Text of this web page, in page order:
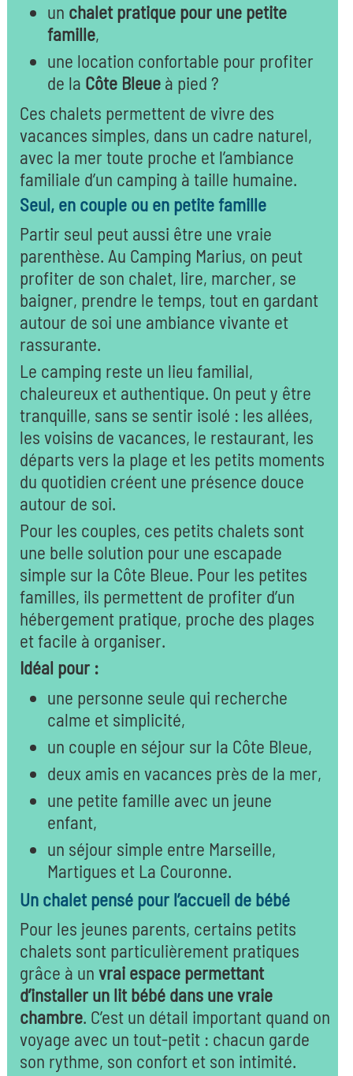
un chalet pratique pour une petite
famille,
une location confortable pour profiter
de la Côte Bleue à pied ?
Ces chalets permettent de vivre des
vacances simples, dans un cadre naturel,
avec la mer toute proche et l’ambiance
familiale d’un camping à taille humaine.
Seul, en couple ou en petite famille
Partir seul peut aussi être une vraie
parenthèse. Au Camping Marius, on peut
profiter de son chalet, lire, marcher, se
baigner, prendre le temps, tout en gardant
autour de soi une ambiance vivante et
rassurante.
Le camping reste un lieu familial,
chaleureux et authentique. On peut y être
tranquille, sans se sentir isolé : les allées,
les voisins de vacances, le restaurant, les
départs vers la plage et les petits moments
du quotidien créent une présence douce
autour de soi.
Pour les couples, ces petits chalets sont
une belle solution pour une escapade
simple sur la Côte Bleue. Pour les petites
familles, ils permettent de profiter d’un
hébergement pratique, proche des plages
et facile à organiser.
Idéal pour :
une personne seule qui recherche
calme et simplicité,
un couple en séjour sur la Côte Bleue,
deux amis en vacances près de la mer,
une petite famille avec un jeune
enfant,
un séjour simple entre Marseille,
Martigues et La Couronne.
Un chalet pensé pour l’accueil de bébé
Pour les jeunes parents, certains petits
chalets sont particulièrement pratiques
grâce à unvrai espace permettant
d’installer un lit bébé dans une vraie
chambre. C’est un détail important quand on
voyage avec un tout-petit : chacun garde
son rythme, son confort et son intimité.